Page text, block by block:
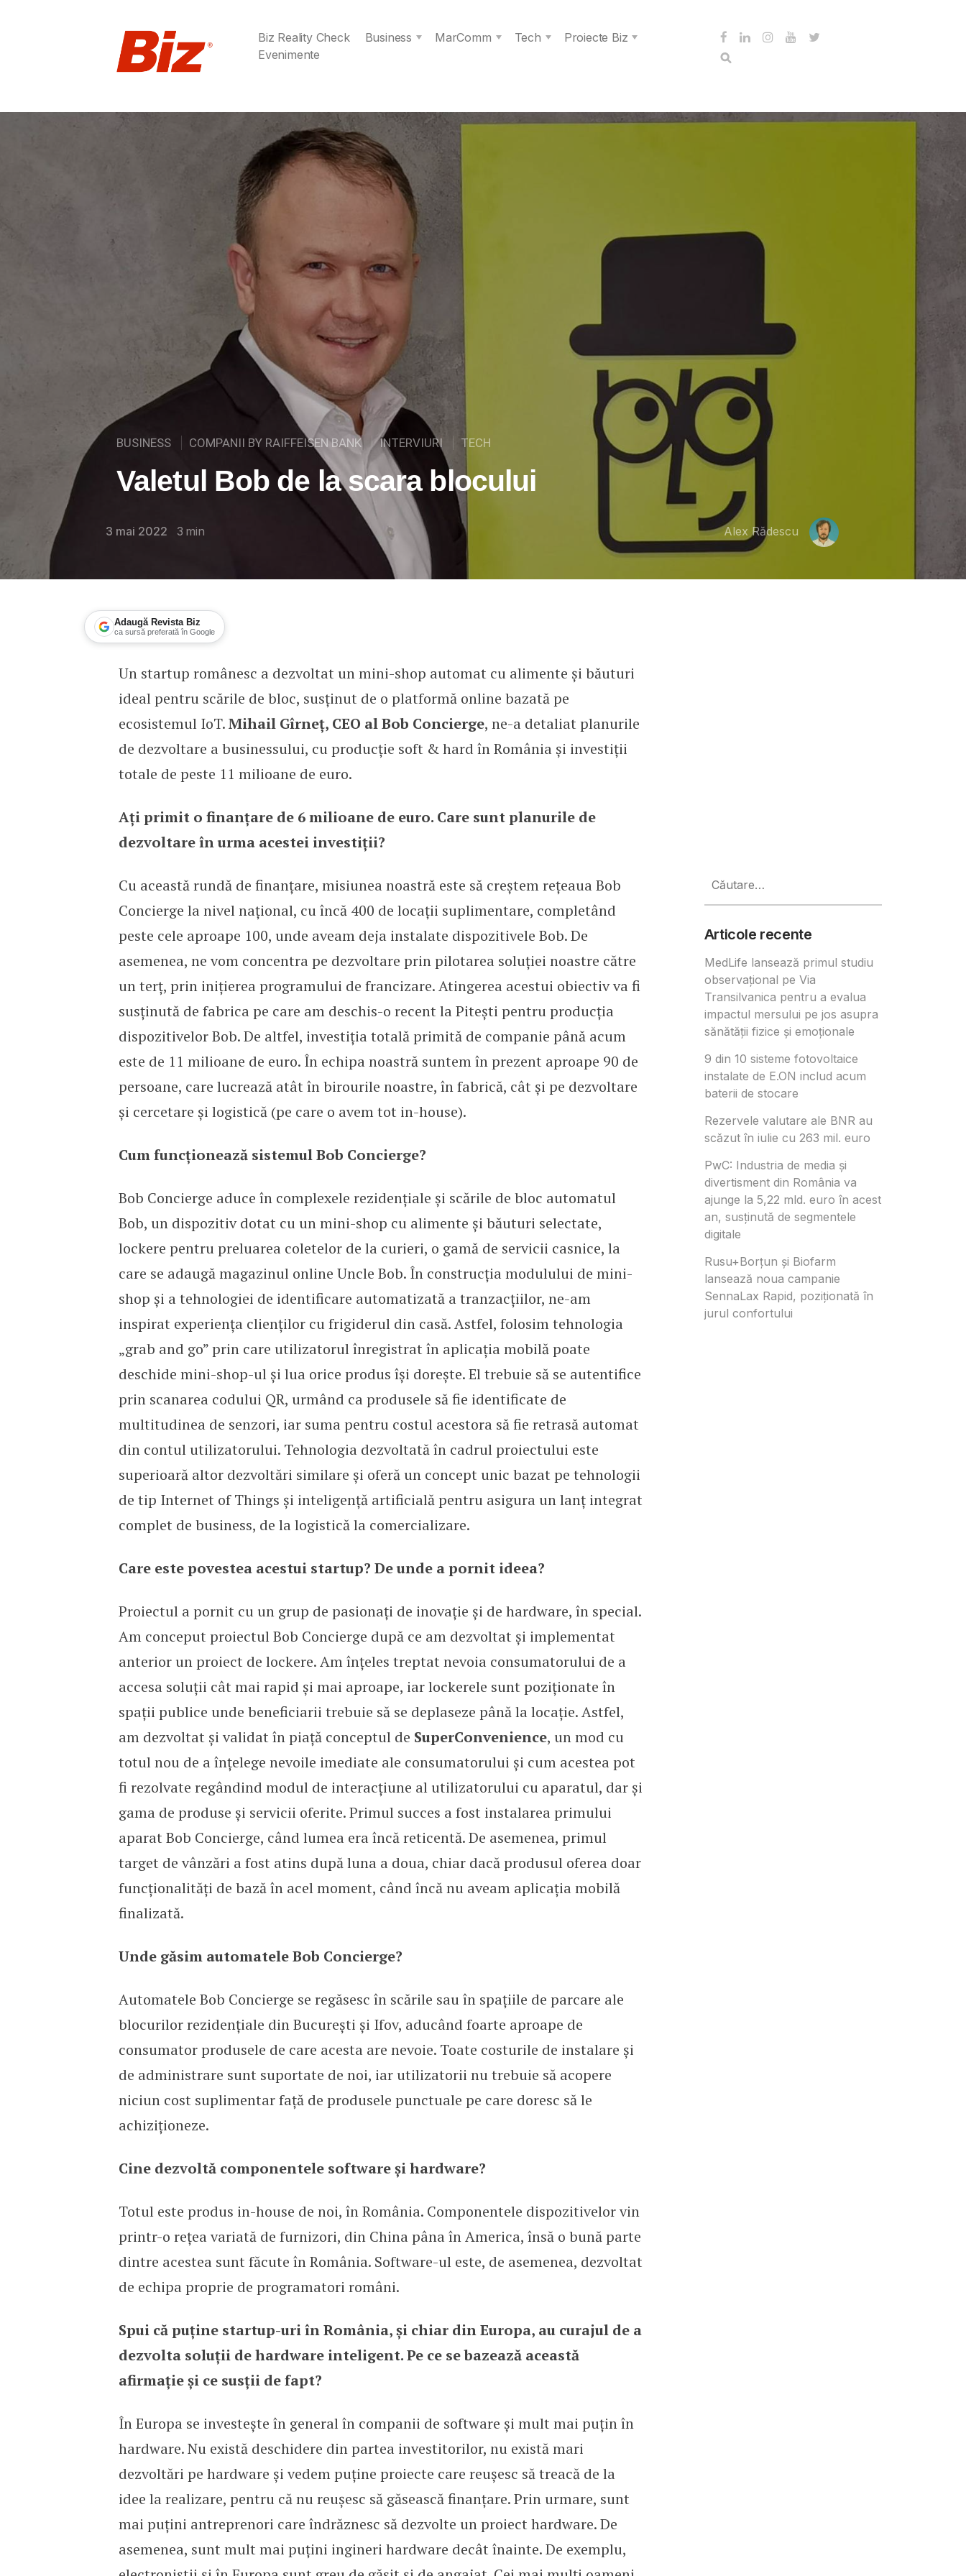
Biz Reality Check Business MarComm Tech
Proiecte Biz
Evenimente
BUSINESS COMPANII BY RAIFFEISEN BANK INTERVIURI TECH
Valetul Bob de la scara blocului
3 mai 2022 3 min Alex Rădescu
Adaugă Revista Biz
ca sursă preferată în Google
Valetul Bob de la scara blocului
Un startup românesc a dezvoltat un mini-shop automat cu alimente și băuturi
ideal pentru scările de bloc, susținut de o platformă online bazată pe
ecosistemul IoT.Mihail Gîrneț, CEO al Bob Concierge, ne-a detaliat planurile
de dezvoltare a businessului, cu producție soft & hard în România și investiții
totale de peste 11 milioane de euro.
Ați primit o finanțare de 6 milioane de euro. Care sunt planurile de
dezvoltare în urma acestei investiții?
Cu această rundă de finanțare, misiunea noastră este să creștem rețeaua Bob
Concierge la nivel național, cu încă 400 de locații suplimentare, completând
peste cele aproape 100, unde aveam deja instalate dispozitivele Bob. De
asemenea, ne vom concentra pe dezvoltare prin pilotarea soluției noastre către
un terț, prin inițierea programului de francizare. Atingerea acestui obiectiv va fi
susținută de fabrica pe care am deschis-o recent la Pitești pentru producția
dispozitivelor Bob. De altfel, investiția totală primită de companie până acum
este de 11 milioane de euro. În echipa noastră suntem în prezent aproape 90 de
persoane, care lucrează atât în birourile noastre, în fabrică, cât și pe dezvoltare
și cercetare și logistică (pe care o avem tot in-house).
Cum funcționează sistemul Bob Concierge?
Bob Concierge aduce în comple­xele rezidențiale și scările de bloc automatul
Bob, un dispozitiv dotat cu un mini-shop cu alimente și băuturi selectate,
lockere pentru preluarea coletelor de la curieri, o gamă de servicii casnice, la
care se adaugă magazinul online Uncle Bob. În construcția modulului de mini-
shop și a tehnologiei de identificare automatizată a tranzacțiilor, ne-am
inspirat experiența clienților cu frigiderul din casă. Astfel, folosim tehnologia
„grab and go” prin care utilizatorul înregistrat în aplicația mobilă poate
deschide mini-shop-ul și lua orice produs își dorește. El trebuie să se autentifice
prin scana­rea codului QR, urmând ca produsele să fie identificate de
multitudinea de senzori, iar suma pentru costul acestora să fie retrasă automat
din contul utilizatorului. Tehnologia dezvoltată în cadrul proiectului este
superioară altor dezvoltări similare și oferă un concept unic bazat pe tehnologii
de tip Internet of Things și inteligență artificială pentru asigura un lanț integrat
complet de business, de la logistică la comercializare.
Care este povestea acestui startup? De unde a pornit ideea?
Proiectul a pornit cu un grup de pasionați de inovație și de hardware, în special.
Am conceput proiectul Bob Concierge după ce am dezvoltat și implementat
anterior un proiect de lockere. Am înțeles treptat nevoia consumatorului de a
accesa soluții cât mai rapid și mai aproape, iar lockerele sunt poziționate în
spații publice unde beneficiarii trebuie să se deplaseze până la locație. Astfel,
am dezvoltat și validat în piață conceptul de SuperConvenience, un mod cu
totul nou de a înțelege nevoile imediate ale consumatorului și cum acestea pot
fi rezolvate regândind modul de interacțiune al utilizatorului cu aparatul, dar și
gama de produse și servicii oferite. Primul succes a fost instalarea primului
aparat Bob Concierge, când lumea era încă reticentă. De asemenea, primul
target de vânzări a fost atins după luna a doua, chiar dacă produsul oferea doar
funcționalități de bază în acel moment, când încă nu aveam aplicația mobilă
finalizată.
Unde găsim automatele Bob Conci­erge?
Automatele Bob Concierge se regăsesc în scările sau în spațiile de parcare ale
blocurilor rezidențiale din București și Ifov, aducând foarte aproape de
consumator produsele de care acesta are nevoie. Toate costurile de instalare și
de administrare sunt suportate de noi, iar utilizatorii nu trebuie să acopere
niciun cost suplimentar față de produsele punctuale pe care doresc să le
achiziționeze.
Cine dezvoltă componentele software și hardware?
Totul este produs in-house de noi, în România. Componentele dispozitivelor vin
printr-o rețea variată de furnizori, din China pâna în America, însă o bună parte
dintre acestea sunt făcute în România. Software-ul este, de asemenea, dezvoltat
de echipa proprie de programatori români.
Spui că puține startup-uri în Ro­mâ­nia, și chiar din Europa, au curajul de a
dezvolta soluții de hardware inteligent. Pe ce se bazează această
afirmație și ce susții de fapt?
În Europa se investește în general în companii de software și mult mai puțin în
hardware. Nu există des­chidere din partea investitorilor, nu există mari
dezvoltări pe hardware și vedem puține proiecte care reușesc să treacă de la
idee la realizare, pentru că nu reușesc să găsească finanțare. Prin urmare, sunt
mai puțini antreprenori care îndrăznesc să dezvolte un proiect hardware. De
asemenea, sunt mult mai puțini ingineri hardware decât înainte. De exemplu,
după:
Articole recente
MedLife lansează primul studiu
observațional pe Via
Transilvanica pentru a evalua
impactul mersului pe jos asupra
sănătății fizice și emoționale
9 din 10 sisteme fotovoltaice
instalate de E.ON includ acum
baterii de stocare
Rezervele valutare ale BNR au
scăzut în iulie cu 263 mil. euro
PwC: Industria de media și
divertisment din România va
ajunge la 5,22 mld. euro în acest
an, susținută de segmentele
digitale
Rusu+Borțun și Biofarm
lansează noua campanie
SennaLax Rapid, poziționată în
jurul confortului